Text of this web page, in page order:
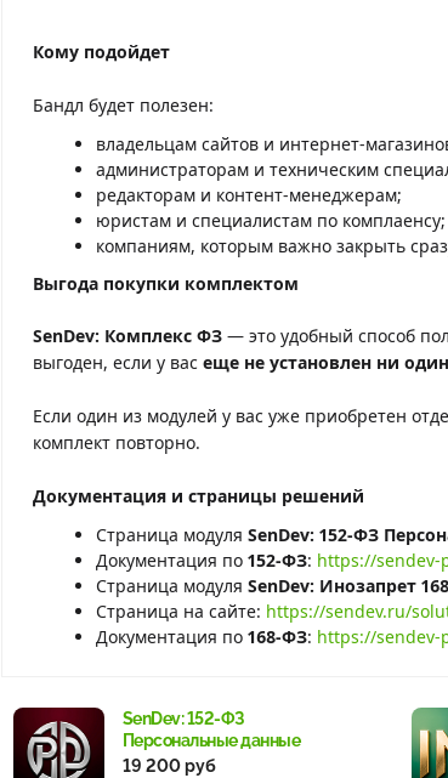
Кому подойдет
Бандл будет полезен:
владельцам сайтов и интернет-
администраторам и техническим
редакторам и контент-менеджерам;
юристам и специалистам по комплаенсу;
компаниям, которым важно закрыть
Выгода покупки комплектом
SenDev: Комплекс ФЗ— это удобный способ
выгоден, если у вас еще не установлен ни один
Если один из модулей у вас уже приобретен
комплект повторно.
Документация и страницы решений
Страница модуля SenDev: 152-ФЗ
Документация по 152-ФЗ: https://sendev-
Страница модуля SenDev: Инозапрет
Страница на сайте: https://sendev.ru/
Документация по 168-ФЗ: https://
SenDev: 152-ФЗ
Персональные данные
19 200 руб